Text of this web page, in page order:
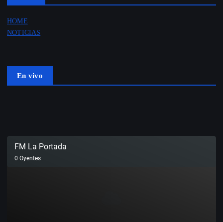
HOME
NOTICIAS
En vivo